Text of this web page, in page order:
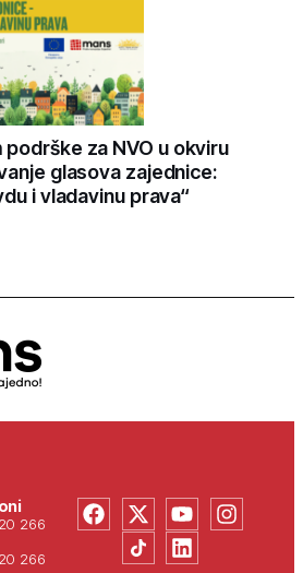
za NVO u okviru
glasova zajednice:
i vladavinu prava“
266
266